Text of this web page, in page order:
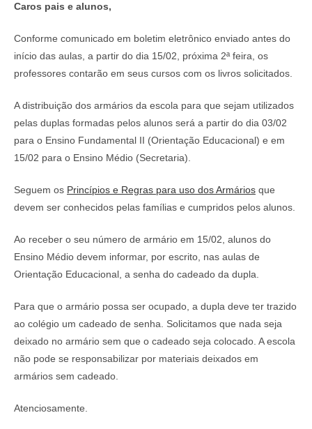
Caros pais e alunos,
Conforme comunicado em boletim eletrônico enviado antes do
início das aulas, a partir do dia 15/02, próxima 2ª feira, os
professores contarão em seus cursos com os livros solicitados.
A distribuição dos armários da escola para que sejam utilizados
pelas duplas formadas pelos alunos será a partir do dia 03/02
para o Ensino Fundamental II (Orientação Educacional) e em
15/02 para o Ensino Médio (Secretaria).
Seguem os Princípios e Regras para uso dos Armários que
devem ser conhecidos pelas famílias e cumpridos pelos alunos.
Ao receber o seu número de armário em 15/02, alunos do
Ensino Médio devem informar, por escrito, nas aulas de
Orientação Educacional, a senha do cadeado da dupla.
Para que o armário possa ser ocupado, a dupla deve ter trazido
ao colégio um cadeado de senha. Solicitamos que nada seja
deixado no armário sem que o cadeado seja colocado. A escola
não pode se responsabilizar por materiais deixados em
armários sem cadeado.
Atenciosamente.